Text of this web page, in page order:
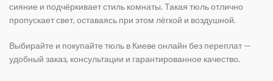
сияние и подчёркивает стиль комнаты. Такая тюль отлично
пропускает свет, оставаясь при этом лёгкой и воздушной.
Выбирайте и покупайте тюль в Киеве онлайн без переплат —
удобный заказ, консультации и гарантированное качество.